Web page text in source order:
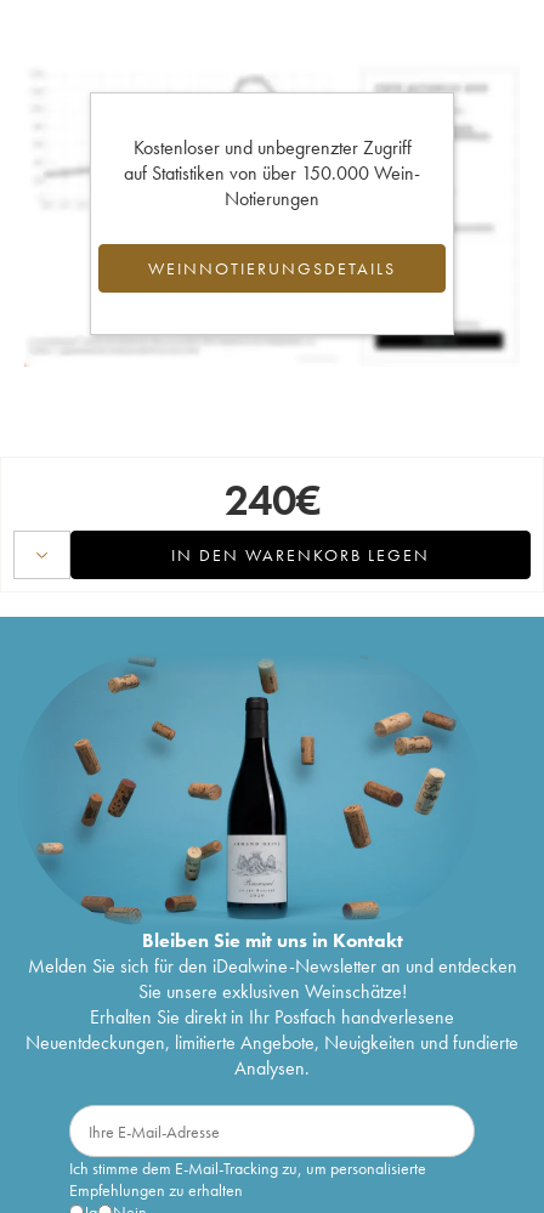
Kostenloser und unbegrenzter Zugriff
auf Statistiken von über 150.000 Wein-
Notierungen
WEINNOTIERUNGSDETAILS
240€
IN DEN WARENKORB LEGEN
Bleiben Sie mit uns in Kontakt
Melden Sie sich für den iDealwine-Newsletter an und entdecken
Sie unsere exklusiven Weinschätze!
Erhalten Sie direkt in Ihr Postfach handverlesene
Neuentdeckungen, limitierte Angebote, Neuigkeiten und fundierte
Analysen.
Ich stimme dem E-Mail-Tracking zu, um personalisierte
Empfehlungen zu erhalten